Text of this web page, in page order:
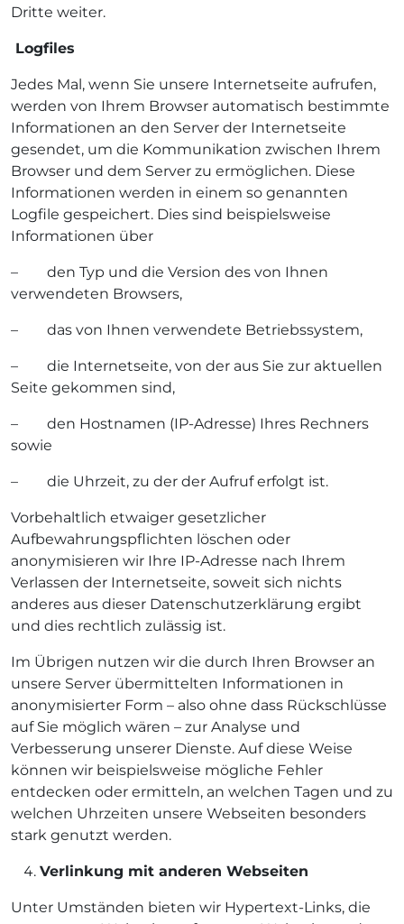
Dritte weiter.
Logfiles
Jedes Mal, wenn Sie unsere Internetseite aufrufen,
werden von Ihrem Browser automatisch bestimmte
Informationen an den Server der Internetseite
gesendet, um die Kommunikation zwischen Ihrem
Browser und dem Server zu ermöglichen. Diese
Informationen werden in einem so genannten
Logfile gespeichert. Dies sind beispielsweise
Informationen über
– den Typ und die Version des von Ihnen
verwendeten Browsers,
– das von Ihnen verwendete Betriebssystem,
– die Internetseite, von der aus Sie zur aktuellen
Seite gekommen sind,
– den Hostnamen (IP-Adresse) Ihres Rechners
sowie
– die Uhrzeit, zu der der Aufruf erfolgt ist.
Vorbehaltlich etwaiger gesetzlicher
Aufbewahrungspflichten löschen oder
anonymisieren wir Ihre IP-Adresse nach Ihrem
Verlassen der Internetseite, soweit sich nichts
anderes aus dieser Datenschutzerklärung ergibt
und dies rechtlich zulässig ist.
Im Übrigen nutzen wir die durch Ihren Browser an
unsere Server übermittelten Informationen in
anonymisierter Form – also ohne dass Rückschlüsse
auf Sie möglich wären – zur Analyse und
Verbesserung unserer Dienste. Auf diese Weise
können wir beispielsweise mögliche Fehler
entdecken oder ermitteln, an welchen Tagen und zu
welchen Uhrzeiten unsere Webseiten besonders
stark genutzt werden.
Verlinkung mit anderen Webseiten
Unter Umständen bieten wir Hypertext-Links, die